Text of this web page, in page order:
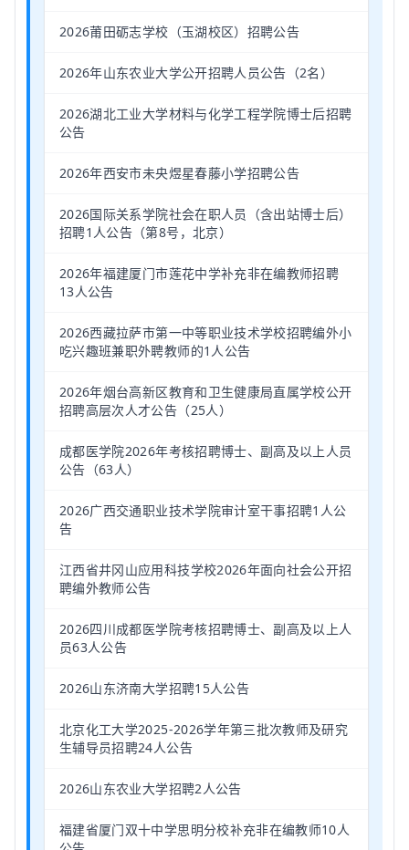
2026莆田砺志学校（玉湖校区）招聘公告
2026年山东农业大学公开招聘人员公告（2名）
2026湖北工业大学材料与化学工程学院博士后招聘
公告
2026年西安市未央煜星春藤小学招聘公告
2026国际关系学院社会在职人员（含出站博士后）
招聘1人公告（第8号，北京）
2026年福建厦门市莲花中学补充非在编教师招聘
13人公告
2026西藏拉萨市第一中等职业技术学校招聘编外小
吃兴趣班兼职外聘教师的1人公告
2026年烟台高新区教育和卫生健康局直属学校公开
招聘高层次人才公告（25人）
成都医学院2026年考核招聘博士、副高及以上人员
公告（63人）
2026广西交通职业技术学院审计室干事招聘1人公
告
江西省井冈山应用科技学校2026年面向社会公开招
聘编外教师公告
2026四川成都医学院考核招聘博士、副高及以上人
员63人公告
2026山东济南大学招聘15人公告
北京化工大学2025-2026学年第三批次教师及研究
生辅导员招聘24人公告
2026山东农业大学招聘2人公告
福建省厦门双十中学思明分校补充非在编教师10人